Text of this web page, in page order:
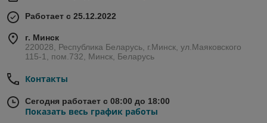
Работает с 25.12.2022
г. Минск
220028, Республика Беларусь, г.Минск, ул.Маяковского
115-1, пом.732, Минск, Беларусь
Контакты
Сегодня работает с 08:00 до 18:00
Показать весь график работы